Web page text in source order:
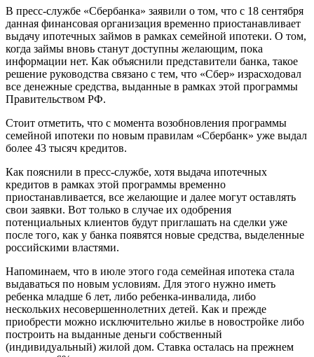
В пресс-службе «Сбербанка» заявили о том, что с 18 сентября
данная финансовая организация временно приостанавливает
выдачу ипотечных займов в рамках семейной ипотеки. О том,
когда займы вновь станут доступны желающим, пока
информации нет. Как объяснили представители банка, такое
решение руководства связано с тем, что «Сбер» израсходовал
все денежные средства, выданные в рамках этой программы
Правительством РФ.
Стоит отметить, что с момента возобновления программы
семейной ипотеки по новым правилам «Сбербанк» уже выдал
более 43 тысяч кредитов.
Как пояснили в пресс-службе, хотя выдача ипотечных
кредитов в рамках этой программы временно
приостанавливается, все желающие и далее могут оставлять
свои заявки. Вот только в случае их одобрения
потенциальных клиентов будут приглашать на сделки уже
после того, как у банка появятся новые средства, выделенные
российскими властями.
Напоминаем, что в июле этого года семейная ипотека стала
выдаваться по новым условиям. Для этого нужно иметь
ребенка младше 6 лет, либо ребенка-инвалида, либо
нескольких несовершеннолетних детей. Как и прежде
приобрести можно исключительно жилье в новостройке либо
построить на выданные деньги собственный
(индивидуальный) жилой дом. Ставка осталась на прежнем